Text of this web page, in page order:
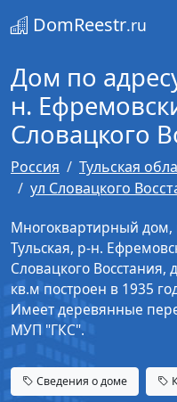
DomReestr.ru
Дом по
н.
Словацкого
Россия Тульская
ул Словацкого
Многоквартирный дом,
Тульская, р-н.
Словацкого
кв.м построен в 1935
Имеет деревянные
МУП "ГКС".
Сведения о доме